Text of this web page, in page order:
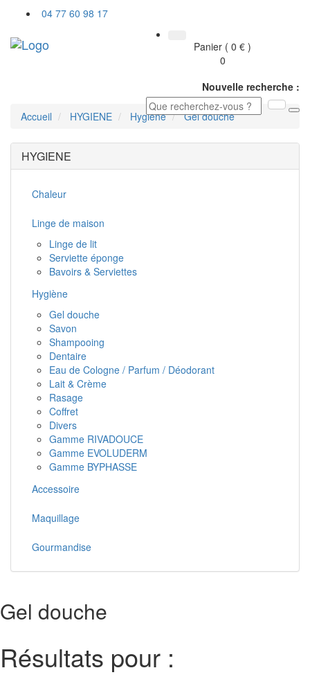
04 77 60 98 17
Panier ( 0 € )
0
Nouvelle recherche :
Accueil HYGIENE Hygiène Gel douche
HYGIENE
Chaleur
Linge de maison
Linge de lit
Serviette éponge
Bavoirs & Serviettes
Hygiène
Gel douche
Savon
Shampooing
Dentaire
Eau de Cologne / Parfum / Déodorant
Lait & Crème
Rasage
Coffret
Divers
Gamme RIVADOUCE
Gamme EVOLUDERM
Gamme BYPHASSE
Accessoire
Maquillage
Gourmandise
Gel douche
Résultats pour :